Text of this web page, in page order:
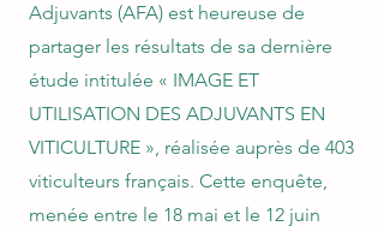
Adjuvants (AFA) est heureuse de
partager les résultats de sa dernière
étude intitulée « IMAGE ET
UTILISATION DES ADJUVANTS EN
VITICULTURE », réalisée auprès de 403
viticulteurs français. Cette enquête,
menée entre le 18 mai et le 12 juin